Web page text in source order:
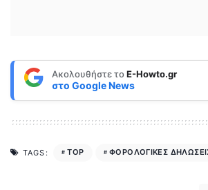
Ακολουθήστε τοE-Howto.gr
στο Google News
TAGS: TOP ΦΟΡΟΛΟΓΙΚΕΣ